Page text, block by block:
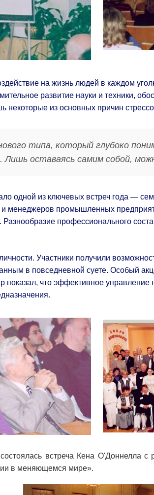
на жизнь людей в каждом
развитие науки и техники,
из основных причин
типа, который глубоко
Лишь оставаясь самим собой,
одной из ключевых встреч года —
и менеджеров промышленных
профессионального
Участники получили
в повседневной суете. Особый
показал, что эффективное
встреча Кена О'Доннелла с
в меняющемся мире».